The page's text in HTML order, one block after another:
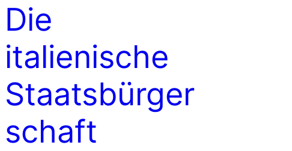
Die
italienische
Staatsbürger
schaft